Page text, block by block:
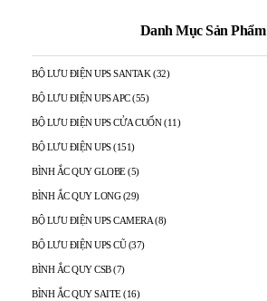
Danh Mục Sản Phẩm
BỘ LƯU ĐIỆN UPS SANTAK (32)
BỘ LƯU ĐIỆN UPS APC (55)
BỘ LƯU ĐIỆN UPS CỬA CUỐN (11)
BỘ LƯU ĐIỆN UPS (151)
BÌNH ẮC QUY GLOBE (5)
BÌNH ẮC QUY LONG (29)
BỘ LƯU ĐIỆN UPS CAMERA (8)
BỘ LƯU ĐIỆN UPS CŨ (37)
BÌNH ẮC QUY CSB (7)
BÌNH ẮC QUY SAITE (16)